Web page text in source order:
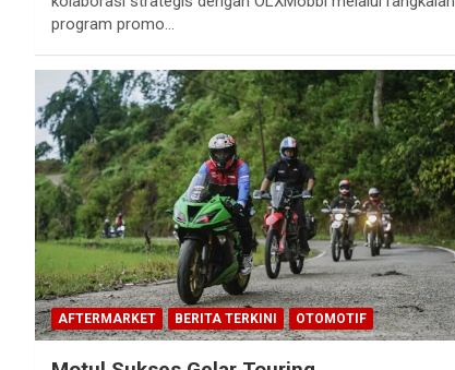
program promo…
AFTERMARKET BERITA TERKINI OTOMOTIF